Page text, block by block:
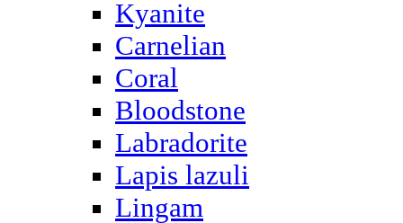
Kyanite
Carnelian
Coral
Bloodstone
Labradorite
Lapis lazuli
Lingam